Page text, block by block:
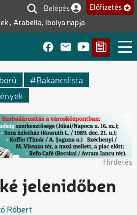
, Arabella, Ibolya napja
Felhasználói fiók
Belépés Előfizetés
Bakancslista
Hirdetés
jelenidőben
Róbert